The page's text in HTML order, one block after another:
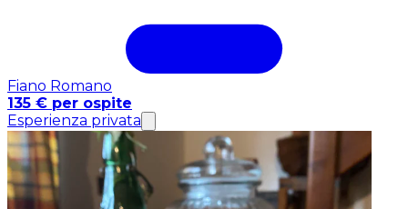
Fiano Romano
135 € per ospite
Esperienza privata